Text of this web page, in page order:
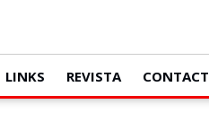
LINKS REVISTA CONTACT